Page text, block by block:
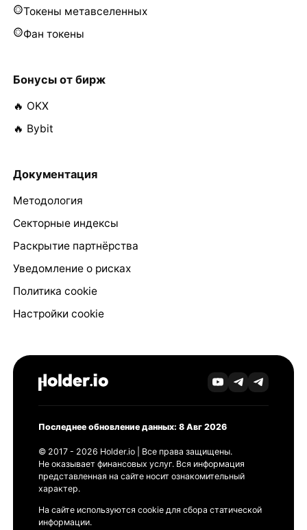
Токены метавселенных
Фан токены
Бонусы от бирж
🔥 OKX
🔥 Bybit
Документация
Методология
Секторные индексы
Раскрытие партнёрства
Уведомление о рисках
Политика cookie
Настройки cookie
Последнее обновление данных: 8 Авг 2026
© 2017 - 2026 Holder.io | Все права защищены.
Не оказывает финансовых услуг. Вся информация
представленная на сайте носит ознакомительный
характер.
На сайте используются cookie для сбора статической
информации.